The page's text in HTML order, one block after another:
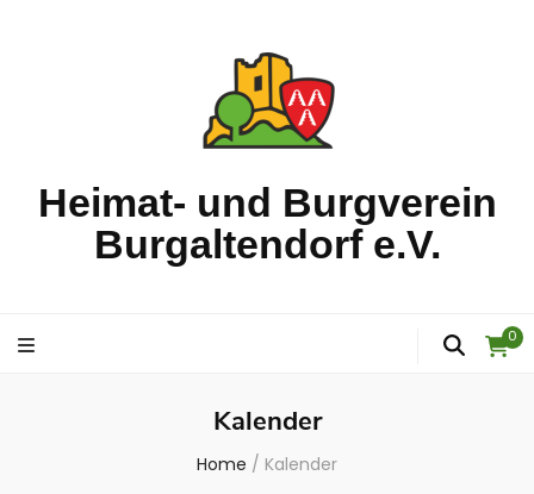
Heimat- und Burgverein
Burgaltendorf e.V.
0
Kalender
Home / Kalender